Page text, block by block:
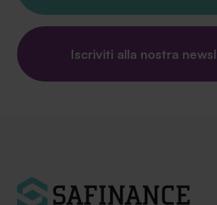
Iscriviti alla nostra